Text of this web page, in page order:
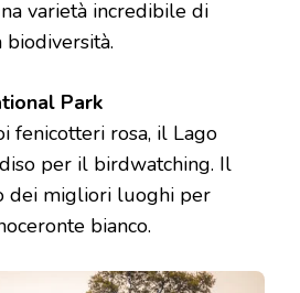
varietà incredibile di
biodiversità.
Park
fenicotteri rosa, il Lago
per il birdwatching. Il
dei migliori luoghi per
bianco.